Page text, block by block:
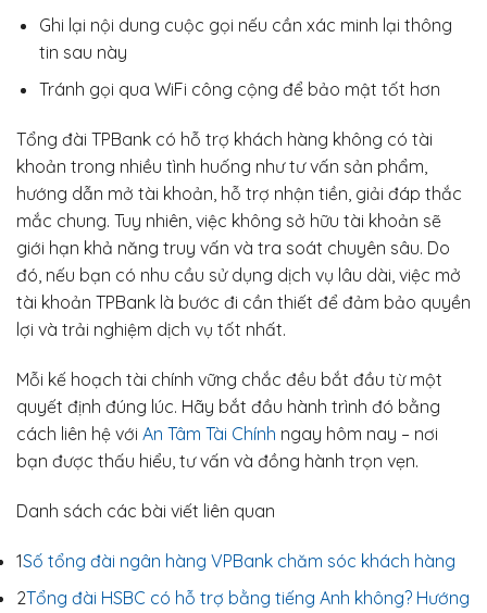
Ghi lại nội dung cuộc gọi nếu cần xác minh lại thông
tin sau này
Tránh gọi qua WiFi công cộng để bảo mật tốt hơn
Tổng đài TPBank có hỗ trợ khách hàng không có tài
khoản trong nhiều tình huống như tư vấn sản phẩm,
hướng dẫn mở tài khoản, hỗ trợ nhận tiền, giải đáp thắc
mắc chung. Tuy nhiên, việc không sở hữu tài khoản sẽ
giới hạn khả năng truy vấn và tra soát chuyên sâu. Do
đó, nếu bạn có nhu cầu sử dụng dịch vụ lâu dài, việc mở
tài khoản TPBank là bước đi cần thiết để đảm bảo quyền
lợi và trải nghiệm dịch vụ tốt nhất.
Mỗi kế hoạch tài chính vững chắc đều bắt đầu từ một
quyết định đúng lúc. Hãy bắt đầu hành trình đó bằng
cách liên hệ với An Tâm Tài Chính ngay hôm nay – nơi
bạn được thấu hiểu, tư vấn và đồng hành trọn vẹn.
Danh sách các bài viết liên quan
1Số tổng đài ngân hàng VPBank chăm sóc khách hàng
2Tổng đài HSBC có hỗ trợ bằng tiếng Anh không? Hướng